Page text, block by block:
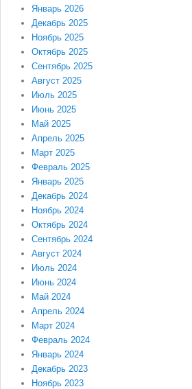
Январь 2026
Декабрь 2025
Ноябрь 2025
Октябрь 2025
Сентябрь 2025
Август 2025
Июль 2025
Июнь 2025
Май 2025
Апрель 2025
Март 2025
Февраль 2025
Январь 2025
Декабрь 2024
Ноябрь 2024
Октябрь 2024
Сентябрь 2024
Август 2024
Июль 2024
Июнь 2024
Май 2024
Апрель 2024
Март 2024
Февраль 2024
Январь 2024
Декабрь 2023
Ноябрь 2023